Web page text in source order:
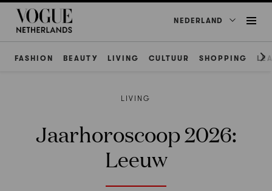
NEDERLAND
FASHION BEAUTY LIVING CULTUUR SHOPPING
LIVING
Jaarhoroscoop 2026:
Leeuw